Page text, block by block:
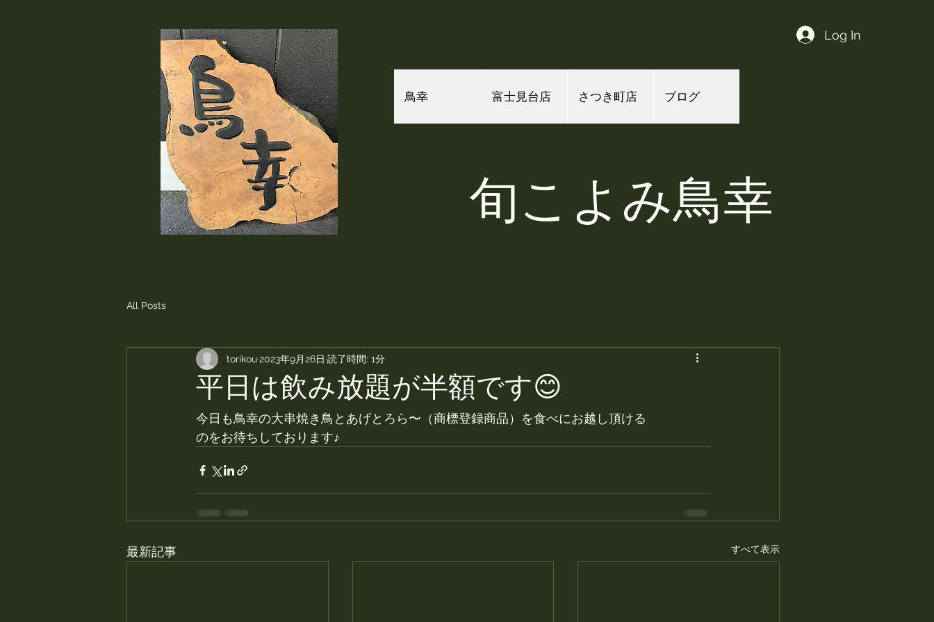
Log In
鳥幸 富士見台店 さつき町店 ブログ
​旬こよみ鳥幸
All Posts
平日は飲み放題が半額です😊
torikou2023年9月26日 読了時間: 1分
今日も鳥幸の大串焼き鳥とあげとろら〜（商標登録商品）を食べにお越し頂ける
のをお待ちしております♪
最新記事 すべて表示